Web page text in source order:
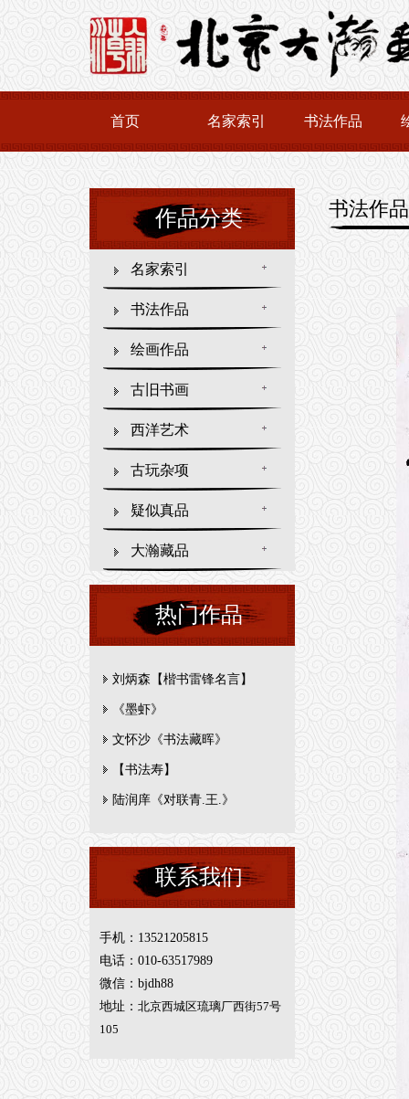
首页 名家索引 书法作品
作品分类
名家索引
书法作品
绘画作品
古旧书画
西洋艺术
古玩杂项
疑似真品
大瀚藏品
热门作品
刘炳森【楷书雷锋名言】
《墨虾》
文怀沙《书法藏晖》
【书法寿】
陆润庠《对联青.王.》
联系我们
手机：13521205815
电话：010-63517989
微信：bjdh88
地址： 北京西城区琉璃厂西街57号
105
书法作品